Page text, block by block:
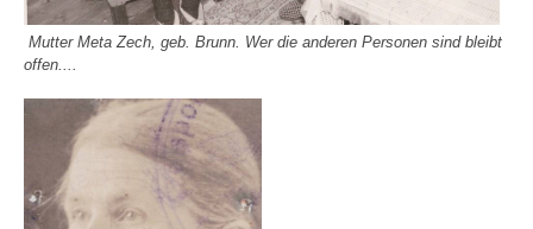
Mutter Meta Zech, geb. Brunn. Wer die anderen Personen sind bleibt
offen....